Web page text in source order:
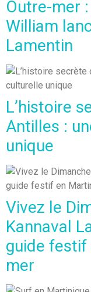
Outre-mer
William
Lamentin
L’histoire
Antilles :
unique
Vivez le
Kannaval
guide festif
mer